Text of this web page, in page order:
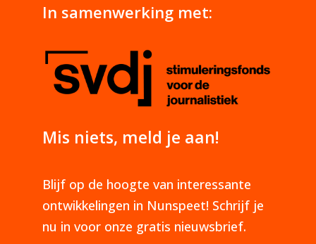
In samenwerking met:
Mis niets, meld je aan!
Blijf op de hoogte van interessante
ontwikkelingen in Nunspeet! Schrijf je
nu in voor onze gratis nieuwsbrief.